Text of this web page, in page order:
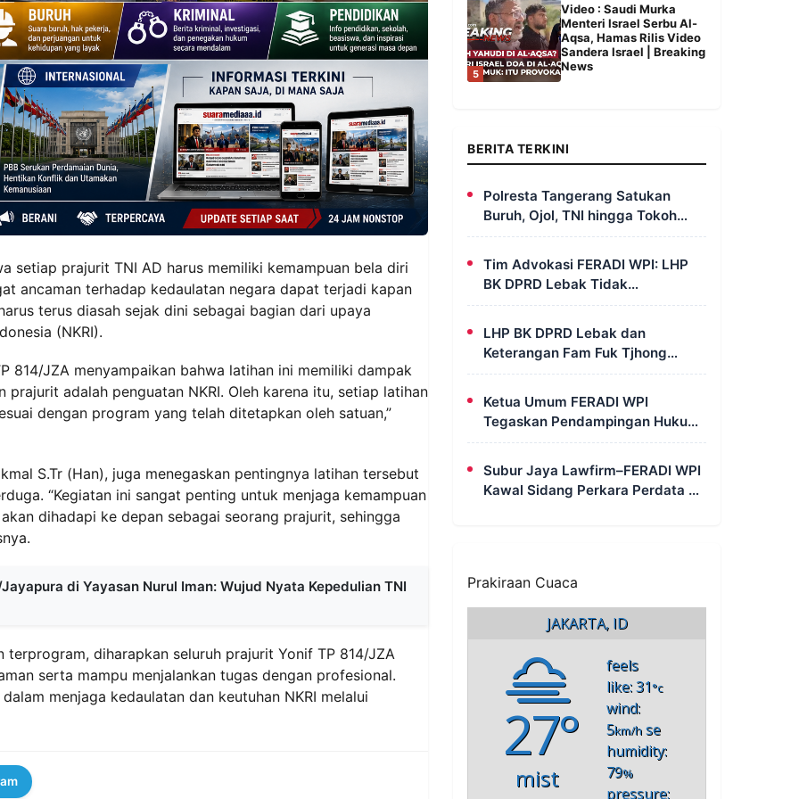
setiap prajurit TNI AD harus memiliki kemampuan bela diri
ancaman terhadap kedaulatan negara dapat terjadi kapan
terus diasah sejak dini sebagai bagian dari upaya
(NKRI).
814/JZA menyampaikan bahwa latihan ini memiliki dampak
prajurit adalah penguatan NKRI. Oleh karena itu, setiap latihan
dengan program yang telah ditetapkan oleh satuan,”
S.Tr (Han), juga menegaskan pentingnya latihan tersebut
“Kegiatan ini sangat penting untuk menjaga kemampuan
dihadapi ke depan sebagai seorang prajurit, sehingga
di Yayasan Nurul Iman: Wujud Nyata Kepedulian TNI
terprogram, diharapkan seluruh prajurit Yonif TP 814/JZA
serta mampu menjalankan tugas dengan profesional.
menjaga kedaulatan dan keutuhan NKRI melalui
5
Video : Saudi Murka
Menteri Israel Serbu Al-
Aqsa, Hamas Rilis Video
Sandera Israel | Breaking
News
BERITA TERKINI
Polresta Tangerang Satukan
Buruh, Ojol, TNI hingga Tokoh
Agama dalam Sabuk Kamtibmas
Tim Advokasi FERADI WPI: LHP
BK DPRD Lebak Tidak
Menghentikan Penyidikan
Pak Uun
LHP BK DPRD Lebak dan
Keterangan Fam Fuk Tjhong
Berbeda pada Sejumlah Poin,
Pembuktian Masih Berlangsung
di Polda Banten
Ketua Umum FERADI WPI
Tegaskan Pendampingan Hukum
untuk Fam Fuk Tjhong Tetap
Berjalan, Hormati Proses
Penyidikan dan LHP BK DPRD
Lebak
Subur Jaya Lawfirm–FERADI WPI
Kawal Sidang Perkara Perdata di
Prakiraan Cuaca
JAKARTA, ID
27°
mist
feels
like: 31°c
wind:
5km/h se
humidity:
79%
pressure: